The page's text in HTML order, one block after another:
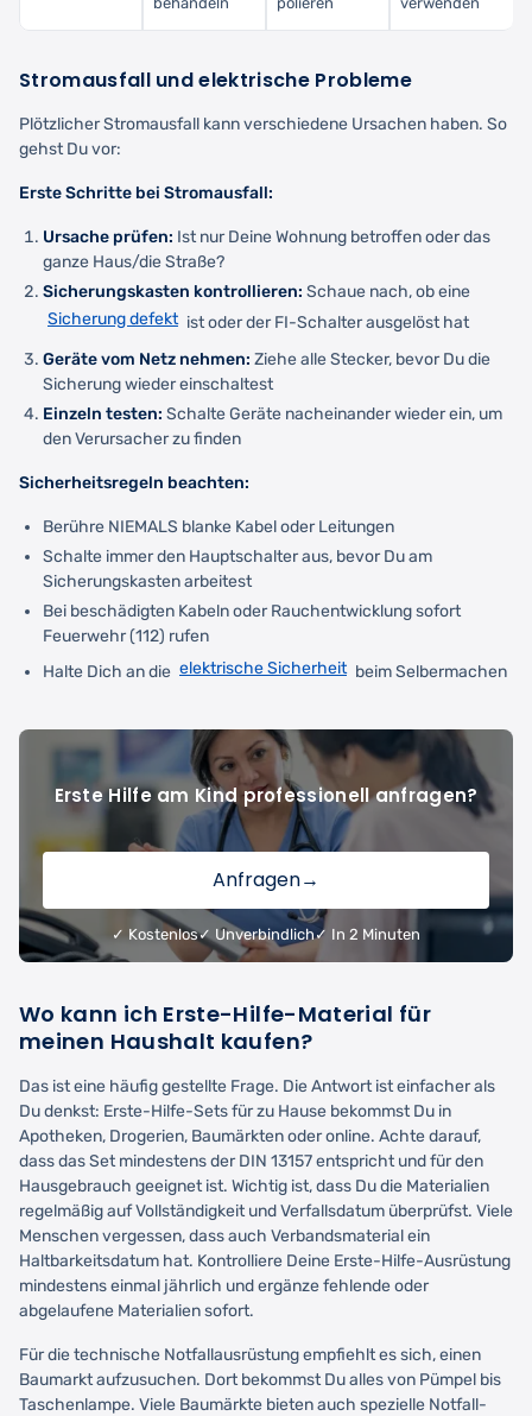
Stromausfall und elektrische Probleme
Plötzlicher Stromausfall kann verschiedene Ursachen haben. So
gehst Du vor:
Erste Schritte bei Stromausfall:
Ursache prüfen: Ist nur Deine Wohnung betroffen oder das
ganze Haus/die Straße?
Sicherungskasten kontrollieren: Schaue nach, ob eine
Sicherung defekt ist oder der FI-Schalter ausgelöst hat
Geräte vom Netz nehmen: Ziehe alle Stecker, bevor Du die
Sicherung wieder einschaltest
Einzeln testen: Schalte Geräte nacheinander wieder ein, um
den Verursacher zu finden
Sicherheitsregeln beachten:
Berühre NIEMALS blanke Kabel oder Leitungen
Schalte immer den Hauptschalter aus, bevor Du am
Sicherungskasten arbeitest
Bei beschädigten Kabeln oder Rauchentwicklung sofort
Feuerwehr (112) rufen
Halte Dich an die elektrische Sicherheit beim Selbermachen
Erste Hilfe am Kind professionell anfragen?
Anfragen→
✓ Kostenlos✓ Unverbindlich✓ In 2 Minuten
Wo kann ich Erste-Hilfe-Material für
meinen Haushalt kaufen?
Das ist eine häufig gestellte Frage. Die Antwort ist einfacher als
Du denkst: Erste-Hilfe-Sets für zu Hause bekommst Du in
Apotheken, Drogerien, Baumärkten oder online. Achte darauf,
dass das Set mindestens der DIN 13157 entspricht und für den
Hausgebrauch geeignet ist. Wichtig ist, dass Du die Materialien
regelmäßig auf Vollständigkeit und Verfallsdatum überprüfst. Viele
Menschen vergessen, dass auch Verbandsmaterial ein
Haltbarkeitsdatum hat. Kontrolliere Deine Erste-Hilfe-Ausrüstung
mindestens einmal jährlich und ergänze fehlende oder
abgelaufene Materialien sofort.
Für die technische Notfallausrüstung empfiehlt es sich, einen
Baumarkt aufzusuchen. Dort bekommst Du alles von Pümpel bis
Taschenlampe. Viele Baumärkte bieten auch spezielle Notfall-